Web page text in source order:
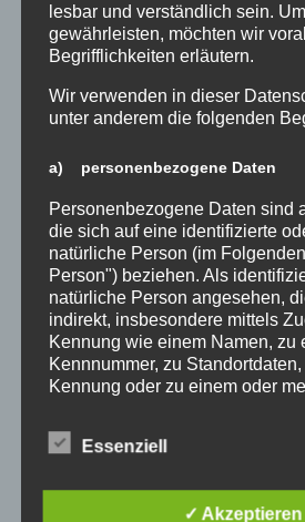
Wir sind stolz auf die erzielten
möchten uns bei allen Beteiligten
und ihren Einsatz bedanken.
gezeigt, dass aus vermeintlichem
entstehen können. Wir hoffen,
“Mehr-Wert” einen nachhaltigen
unseren Schülerinnen und
setzen werden. Ein besonderer
lesbar und verständlich sein.
gewährleisten, möchten wir
Begrifflichkeiten erläutern.
Wir verwenden in dieser
unter anderem die folgenden
a) personenbezogene Daten
Personenbezogene Daten sind
die sich auf eine identifizierte
natürliche Person (im
Person") beziehen. Als
natürliche Person angesehen,
indirekt, insbesondere mittels
Kennung wie einem Namen, zu
Kennnummer, zu
Kennung oder zu einem oder
physischen, physiologischen,
psychischen, wirtschaftlichen,
identifiziert werden kann.
Essenziell
✓ Akzeptieren